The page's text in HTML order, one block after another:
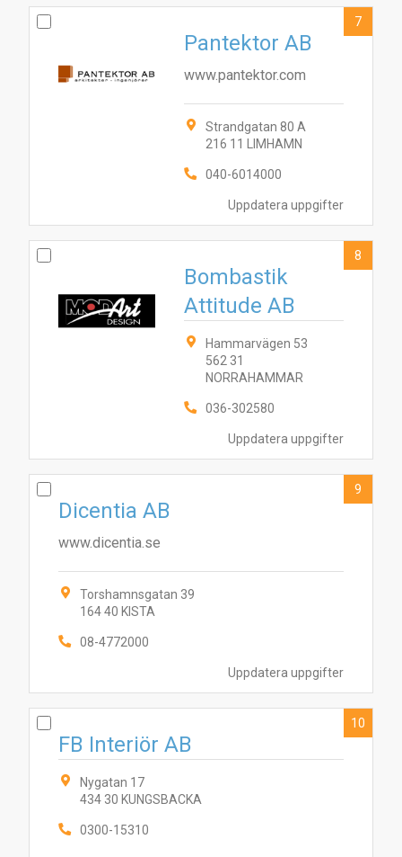
Uppdatera uppgifter
Pantektor AB
www.pantektor.com
Strandgatan 80 A
216 11 LIMHAMN
040-6014000
7
Uppdatera uppgifter
Bombastik
Attitude AB
Hammarvägen 53
562 31
NORRAHAMMAR
036-302580
8
Uppdatera uppgifter
Dicentia AB
www.dicentia.se
Torshamnsgatan 39
164 40 KISTA
08-4772000
9
FB Interiör AB
Nygatan 17
434 30 KUNGSBACKA
0300-15310
10